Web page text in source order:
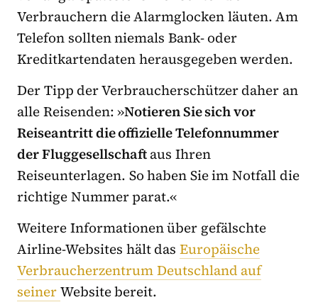
Verbrauchern die Alarmglocken läuten. Am
Telefon sollten niemals Bank- oder
Kreditkartendaten herausgegeben werden.
Der Tipp der Verbraucherschützer daher an
alle Reisenden: »Notieren Sie sich vor
Reiseantritt die offizielle Telefonnummer
der Fluggesellschaftaus Ihren
Reiseunterlagen. So haben Sie im Notfall die
richtige Nummer parat.«
Weitere Informationen über gefälschte
Airline-Websites hältdas Europäische
Verbraucherzentrum Deutschland auf
seinerWebsite bereit.